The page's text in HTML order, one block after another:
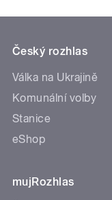
Český rozhlas
Válka na Ukrajině
Komunální volby
Stanice
eShop
mujRozhlas